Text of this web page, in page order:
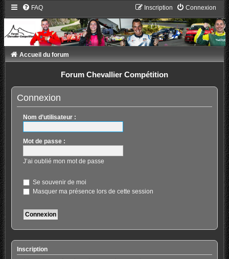
FAQ Connexion
Inscription
Accueil du forum
Forum Chevallier Compétition
Connexion
Nom d’utilisateur :
Mot de passe :
J’ai oublié mon mot de passe
Se souvenir de moi
Masquer ma présence lors de cette session
Inscription